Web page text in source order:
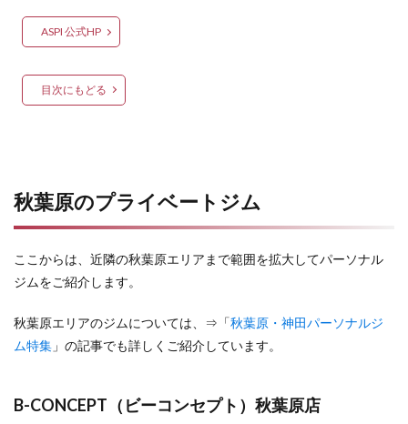
ASPI 公式HP
目次にもどる
秋葉原のプライベートジム
ここからは、近隣の秋葉原エリアまで範囲を拡大してパーソナル
ジムをご紹介します。
秋葉原エリアのジムについては、⇒「秋葉原・神田パーソナルジ
ム特集 」の記事でも詳しくご紹介しています。
B-CONCEPT（ビーコンセプト）秋葉原店